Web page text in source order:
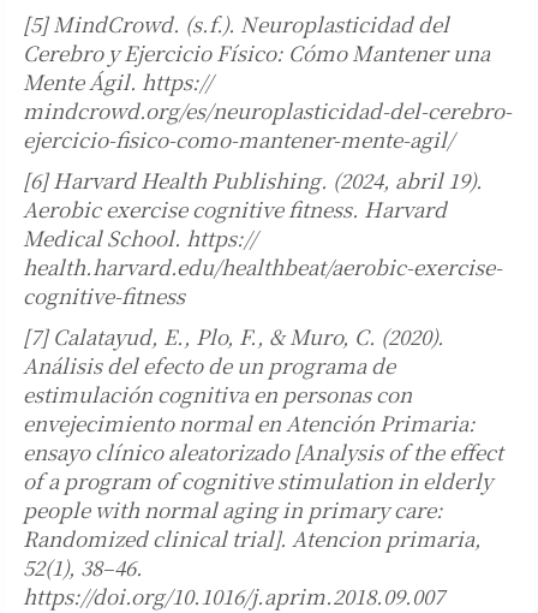
[5] MindCrowd. (s.f.). Neuroplasticidad del
Cerebro y Ejercicio Físico: Cómo Mantener una
Mente Ágil. https://
mindcrowd.org/es/neuroplasticidad-del-cerebro-
ejercicio-fisico-como-mantener-mente-agil/
[6] Harvard Health Publishing. (2024, abril 19).
Aerobic exercise cognitive fitness. Harvard
Medical School. https://
health.harvard.edu/healthbeat/aerobic-exercise-
cognitive-fitness
[7] Calatayud, E., Plo, F., & Muro, C. (2020).
Análisis del efecto de un programa de
estimulación cognitiva en personas con
envejecimiento normal en Atención Primaria:
ensayo clínico aleatorizado [Analysis of the effect
of a program of cognitive stimulation in elderly
people with normal aging in primary care:
Randomized clinical trial]. Atencion primaria,
52(1), 38–46.
https://doi.org/10.1016/j.aprim.2018.09.007